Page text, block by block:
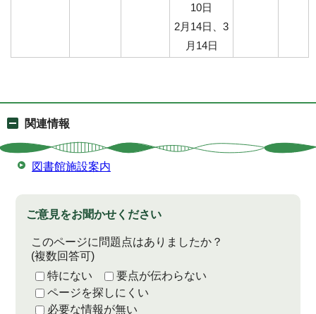
10日
2月14日、3
月14日
関連情報
図書館施設案内
ご意見をお聞かせください
このページに問題点はありましたか？
(複数回答可)
特にない
要点が伝わらない
ページを探しにくい
必要な情報が無い